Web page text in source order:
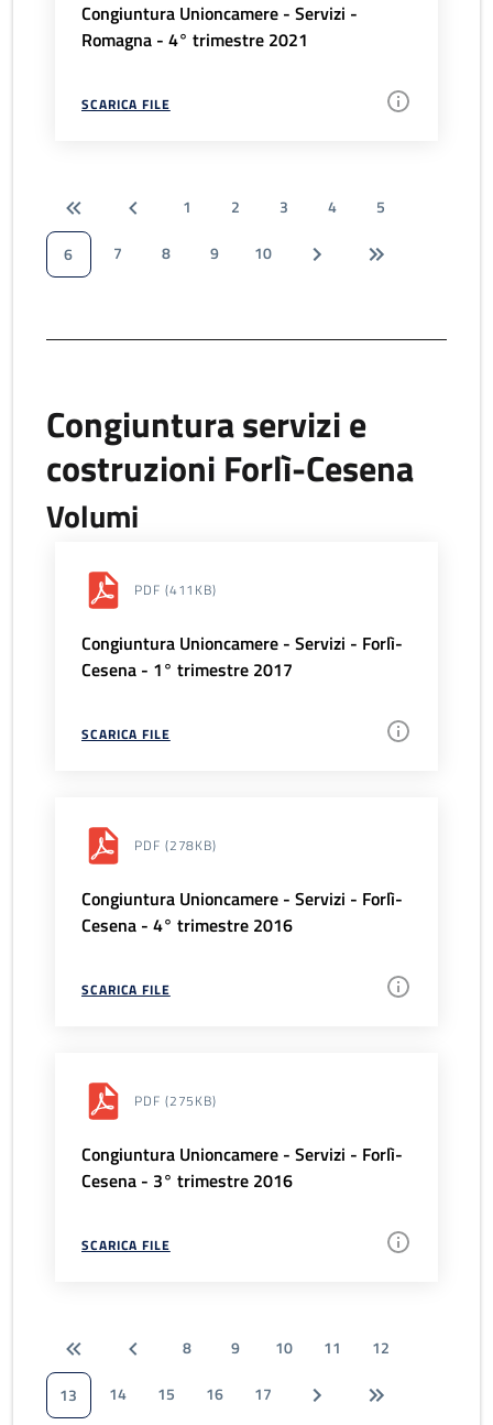
Congiuntura Unioncamere - Servizi -
Romagna - 4° trimestre 2021
SCARICA FILE
1 2 3 4
5
6
7 8 9 10
Congiuntura servizi e
costruzioni Forlì-Cesena
Volumi
PDF (411KB)
Congiuntura Unioncamere - Servizi - Forlì-
Cesena - 1° trimestre 2017
SCARICA FILE
PDF (278KB)
Congiuntura Unioncamere - Servizi - Forlì-
Cesena - 4° trimestre 2016
SCARICA FILE
PDF (275KB)
Congiuntura Unioncamere - Servizi - Forlì-
Cesena - 3° trimestre 2016
SCARICA FILE
8 9 10 11
12
13
14 15 16 17